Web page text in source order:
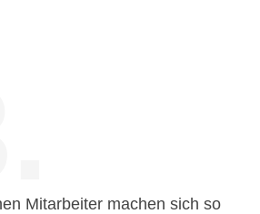
Mitarbeiter machen sich so